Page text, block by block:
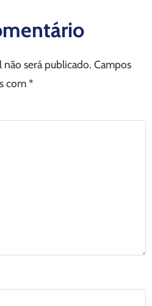
será publicado. Campos
com*